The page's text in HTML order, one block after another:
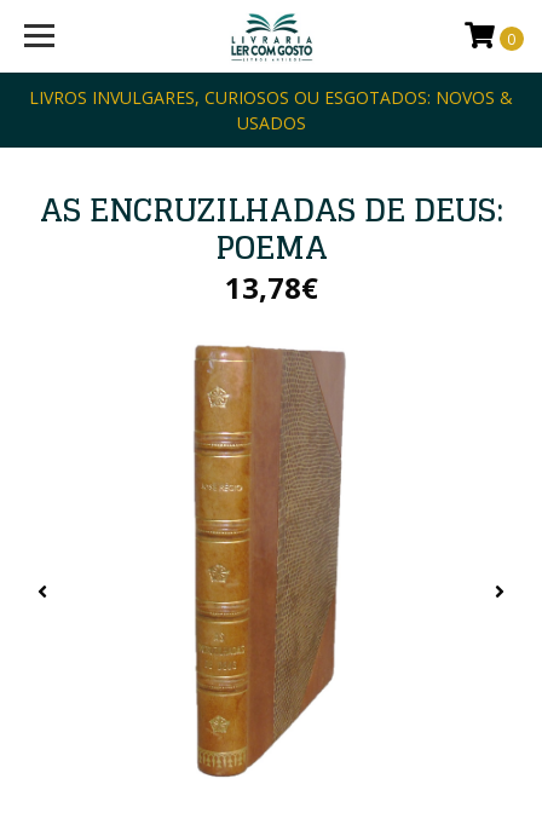
LIVROS INVULGARES, CURIOSOS OU ESGOTADOS: NOVOS &
USADOS
0
AS ENCRUZILHADAS DE DEUS:
POEMA
13,78€